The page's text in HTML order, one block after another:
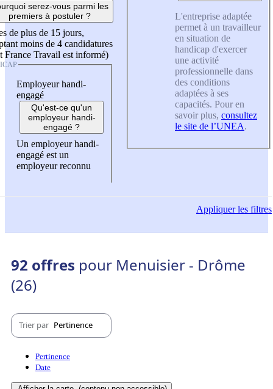
serez-vous parmi les
premiers à postuler ?
de plus de 15 jours,
moins de 4 candidatures
France Travail est informé)
Employeur handi-
engagé
Qu'est-ce qu'un
employeur handi-
engagé ?
Un employeur handi-
engagé est un
employeur reconnu
L'entreprise adaptée
permet à un travailleur
en situation de
handicap d'exercer
une activité
professionnelle dans
des conditions
adaptées à ses
capacités. Pour en
savoir plus, consultez
le site de l’UNEA.
Appliquerles filtres
92 offres pour Menuisier - Drôme
(26)
Trier par Pertinence
Pertinence
Date